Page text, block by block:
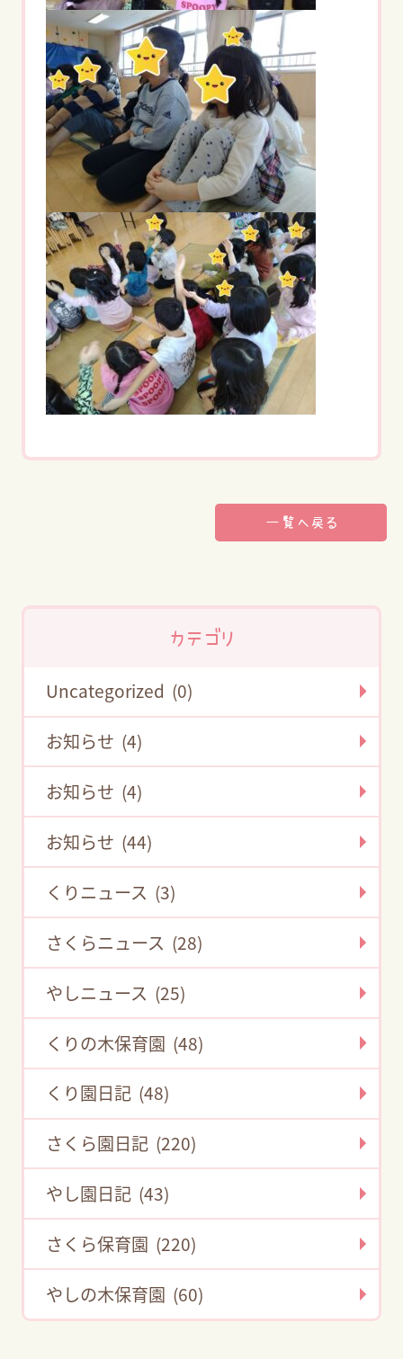
一覧へ戻る
カテゴリ
Uncategorized (0)
お知らせ (4)
お知らせ (4)
お知らせ (44)
くりニュース (3)
さくらニュース (28)
やしニュース (25)
くりの木保育園 (48)
くり園日記 (48)
さくら園日記 (220)
やし園日記 (43)
さくら保育園 (220)
やしの木保育園 (60)